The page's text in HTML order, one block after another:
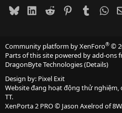
BlueskyLinkedIn
Reddit PinterestTumblr
Community platform by XenForo® ©
Parts of this site powered byadd-ons
DragonByte Technologies(Details)
Design by: Pixel Exit
Website đang hoạt động thử nghiệm,
TT.
XenPorta 2 PRO© Jason Axelrod of